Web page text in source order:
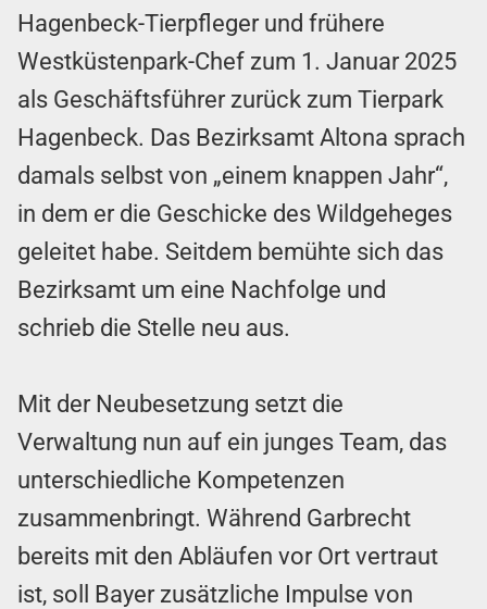
Hagenbeck-Tierpfleger und frühere
Westküstenpark-Chef zum 1. Januar 2025
als Geschäftsführer zurück zum Tierpark
Hagenbeck. Das Bezirksamt Altona sprach
damals selbst von „einem knappen Jahr“,
in dem er die Geschicke des Wildgeheges
geleitet habe. Seitdem bemühte sich das
Bezirksamt um eine Nachfolge und
schrieb die Stelle neu aus.
Mit der Neubesetzung setzt die
Verwaltung nun auf ein junges Team, das
unterschiedliche Kompetenzen
zusammenbringt. Während Garbrecht
bereits mit den Abläufen vor Ort vertraut
ist, soll Bayer zusätzliche Impulse von